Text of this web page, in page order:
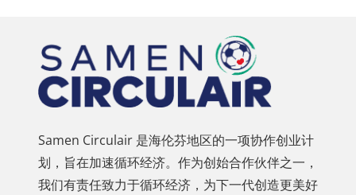
Samen Circulair 是海伦芬地区的一项协作创业计
划，旨在加速循环经济。作为创始合作伙伴之一，
我们有责任致力于循环经济，为下一代创造更美好